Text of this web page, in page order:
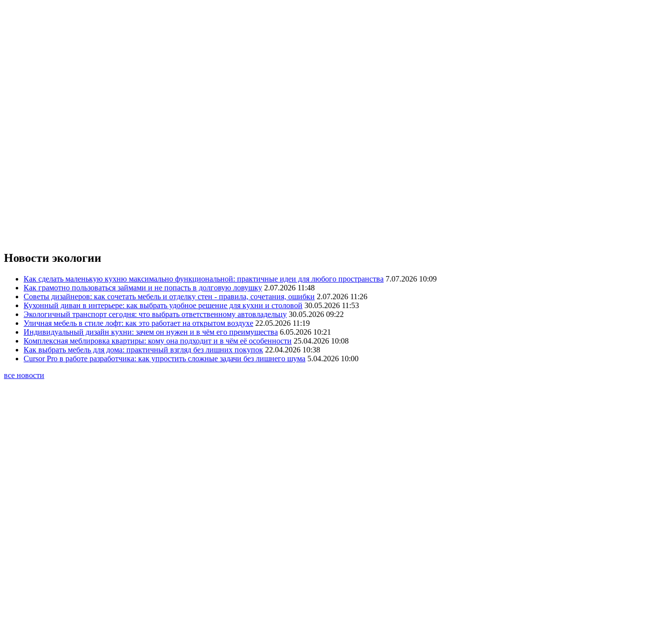
Новости экологии
Как сделать маленькую кухню максимально функциональной: практичные идеи для любого пространства 7.07.2026 10:09
Как грамотно пользоваться займами и не попасть в долговую ловушку 2.07.2026 11:48
Советы дизайнеров: как сочетать мебель и отделку стен - правила, сочетания, ошибки 2.07.2026 11:26
Кухонный диван в интерьере: как выбрать удобное решение для кухни и столовой 30.05.2026 11:53
Экологичный транспорт сегодня: что выбрать ответственному автовладельцу 30.05.2026 09:22
Уличная мебель в стиле лофт: как это работает на открытом воздухе 22.05.2026 11:19
Индивидуальный дизайн кухни: зачем он нужен и в чём его преимущества 6.05.2026 10:21
Комплексная меблировка квартиры: кому она подходит и в чём её особенности 25.04.2026 10:08
Как выбрать мебель для дома: практичный взгляд без лишних покупок 22.04.2026 10:38
Cursor Pro в работе разработчика: как упростить сложные задачи без лишнего шума 5.04.2026 10:00
все новости